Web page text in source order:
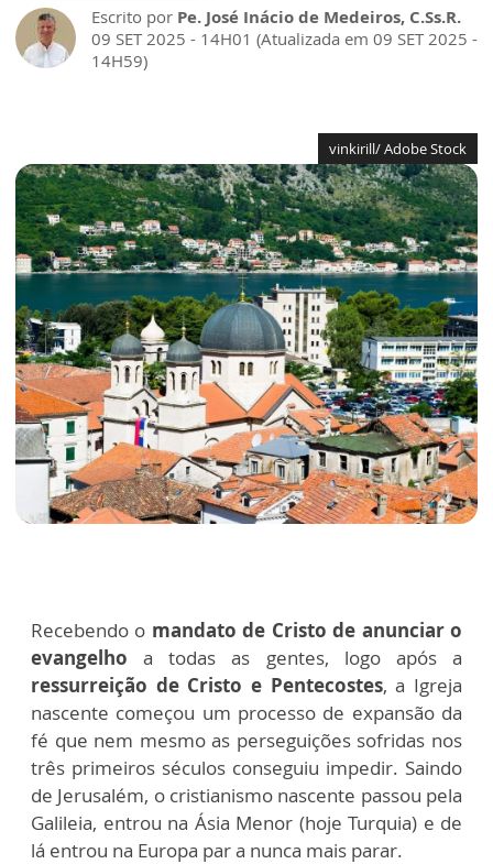
Escrito por Pe. José Inácio de Medeiros, C.Ss.R.
09 SET 2025 - 14H01 (Atualizada em 09 SET 2025 -
14H59)
vinkirill/ Adobe Stock
Recebendo o mandato de Cristo de anunciar o
evangelho a todas as gentes, logo após a
ressurreição de Cristo e Pentecostes, a Igreja
nascente começou um processo de expansão da
fé que nem mesmo as perseguições sofridas nos
três primeiros séculos conseguiu impedir. Saindo
de Jerusalém, o cristianismo nascente passou pela
Galileia, entrou na Ásia Menor (hoje Turquia) e de
lá entrou na Europa par a nunca mais parar.